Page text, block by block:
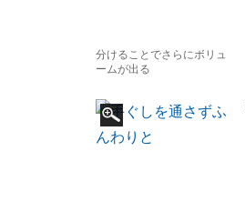
分けることでさらにボリュ
ームが出る